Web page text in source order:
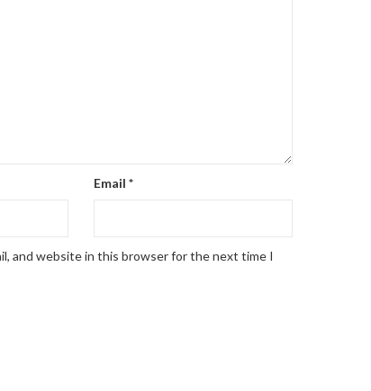
Email *
and website in this browser for the next time I